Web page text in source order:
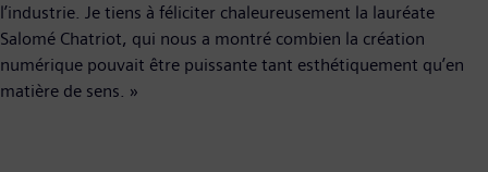
l’industrie. Je tiens à féliciter chaleureusement la lauréate
Salomé Chatriot, qui nous a montré combien la création
numérique pouvait être puissante tant esthétiquement qu’en
matière de sens. »